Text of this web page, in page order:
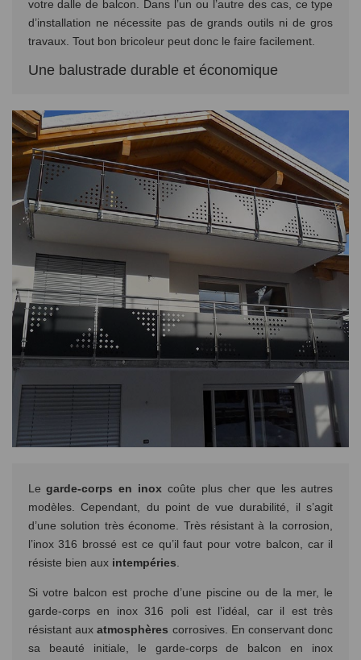
votre dalle de balcon. Dans l’un ou l’autre des cas, ce type
d’installation ne nécessite pas de grands outils ni de gros
travaux. Tout bon bricoleur peut donc le faire facilement.
Une balustrade durable et économique
Legarde-corps en inoxcoûte plus cher que les autres
modèles. Cependant, du point de vue durabilité, il s’agit
d’une solution très économe. Très résistant à la corrosion,
l’inox 316 brossé est ce qu’il faut pour votre balcon, car il
résiste bien aux intempéries
Si votre balcon est proche d’une piscine ou de la mer, le
garde-corps en inox 316 poli est l’idéal, car il est très
résistant auxatmosphères corrosives. En conservant donc
sa beauté initiale, le garde-corps de balcon en inox